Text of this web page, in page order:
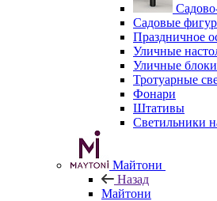
Садовые
Праздничное
Уличные
Уличные блоки
Тротуарные
Фонари
Штативы
Светильники
Майтони
Назад
Майтони